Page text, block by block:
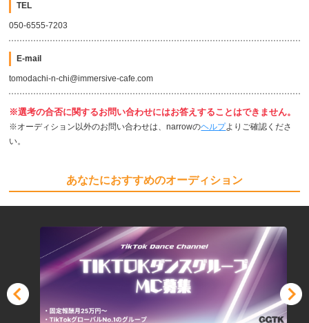
TEL
050-6555-7203
E-mail
tomodachi-n-chi@immersive-cafe.com
※選考の合否に関するお問い合わせにはお答えすることはできません。
※オーディション以外のお問い合わせは、narrowのヘルプよりご確認くださ
い。
あなたにおすすめのオーディション